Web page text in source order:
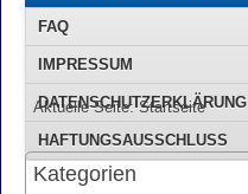
FAQ
IMPRESSUM
DATENSCHUTZERKLÄRUNG
HAFTUNGSAUSSCHLUSS
Aktuelle Seite:Startseite
Kategorien